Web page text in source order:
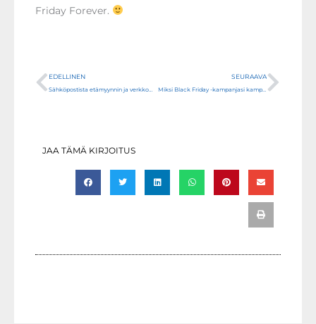
Friday Forever.
Prev
EDELLINEN
Sähköpostista etämyynnin ja verkkomyynnin pelastaja?
SEURAAVA
Miksi Black Friday -kampanjasi kampittaa sinut (ja saattaa viedä jopa tappiolle)?
Next
JAA TÄMÄ KIRJOITUS